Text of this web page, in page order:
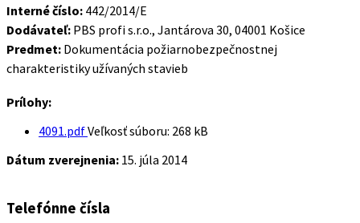
Interné číslo: 442/2014/E
Dodávateľ: PBS profi s.r.o., Jantárova 30, 04001 Košice
Predmet: Dokumentácia požiarnobezpečnostnej
charakteristiky užívaných stavieb
Prílohy:
4091.pdfVeľkosť súboru: 268 kB
Dátum zverejnenia: 15. júla 2014
Telefónne čísla